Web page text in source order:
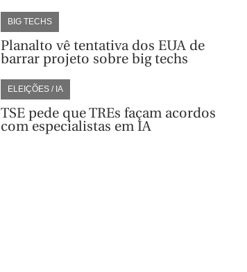
BIG TECHS
Planalto vê tentativa dos EUA de
barrar projeto sobre big techs
ELEIÇÕES / IA
TSE pede que TREs façam acordos
com especialistas em IA